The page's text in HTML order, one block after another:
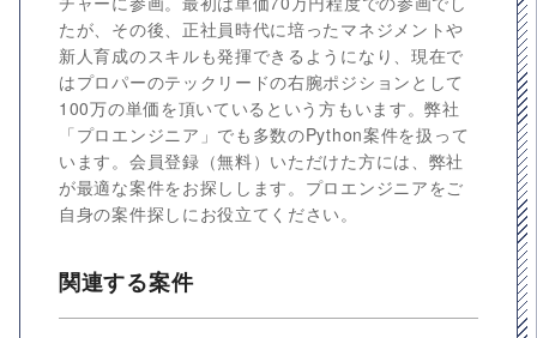
たが、その後、正社員時代に培ったマネジメントや
新人育成のスキルも発揮できるようになり、現在で
はプロパーのテックリードの右腕ポジションとして
100万の単価を頂いているという方もいます。弊社
「プロエンジニア」でも多数のPython案件を扱って
います。会員登録（無料）いただけた方には、弊社
が最適な案件をお探しします。プロエンジニアをご
自身の案件探しにお役立てください。
関連する案件